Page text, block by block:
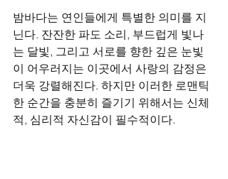
밤바다는 연인들에게 특별한 의미를 지
닌다. 잔잔한 파도 소리, 부드럽게 빛나
는 달빛, 그리고 서로를 향한 깊은 눈빛
이 어우러지는 이곳에서 사랑의 감정은
더욱 강렬해진다. 하지만 이러한 로맨틱
한 순간을 충분히 즐기기 위해서는 신체
적, 심리적 자신감이 필수적이다.